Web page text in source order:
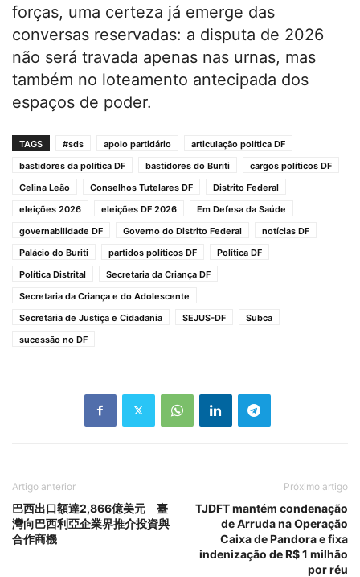
forças, uma certeza já emerge das
conversas reservadas: a disputa de 2026
não será travada apenas nas urnas, mas
também no loteamento antecipada dos
espaços de poder.
TAGS #sds apoio partidário
articulação política DF
bastidores da política DF
bastidores do Buriti
cargos políticos DF
Celina Leão
Conselhos Tutelares DF
Distrito Federal
eleições 2026
eleições DF 2026
Em Defesa da Saúde
governabilidade DF
Governo do Distrito Federal
notícias DF
Palácio do Buriti
partidos políticos DF
Política DF
Política Distrital
Secretaria da Criança DF
Secretaria da Criança e do Adolescente
Secretaria de Justiça e Cidadania
SEJUS-DF
Subca
sucessão no DF
Artigo anterior
巴西出口額達2,866億美元 臺
灣向巴西利亞企業界推介投資與
合作商機
Próximo artigo
TJDFT mantém condenação
de Arruda na Operação
Caixa de Pandora e fixa
indenização de R$ 1 milhão
por réu